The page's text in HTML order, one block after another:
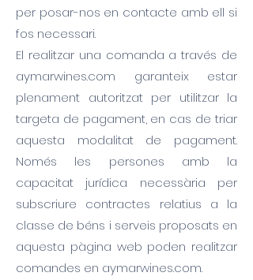
per posar-nos en contacte amb ell si
fos necessari.
El realitzar una comanda a través de
aymarwines.com garanteix estar
plenament autoritzat per utilitzar la
targeta de pagament, en cas de triar
aquesta modalitat de pagament.
Només les persones amb la
capacitat jurídica necessària per
subscriure contractes relatius a la
classe de béns i serveis proposats en
aquesta pàgina web poden realitzar
comandes en aymarwines.com.